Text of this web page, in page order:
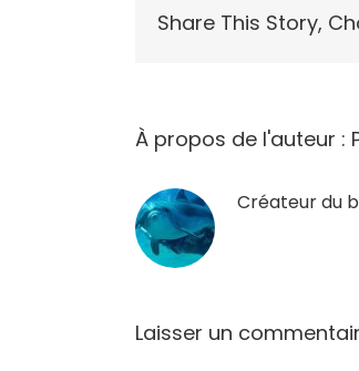
Share This Story,
À propos de l'auteur :
Créateur du
Laisser un